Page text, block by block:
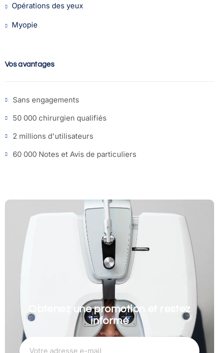
Opérations des yeux
Myopie
Vos avantages
Sans engagements
50 000 chirurgien qualifiés
2 millions d'utilisateurs
60 000 Notes et Avis de particuliers
Obtenez une promotion et restez
informé